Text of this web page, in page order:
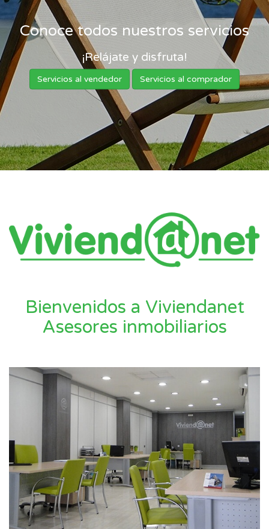
Conoce todos nuestros servicios
¡Relájate y disfruta!
Servicios al vendedor Servicios al comprador
Bienvenidos a Viviendanet
Asesores inmobiliarios